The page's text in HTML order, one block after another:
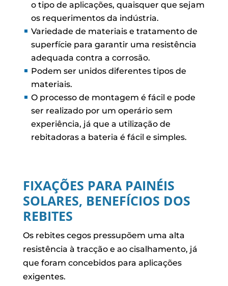
o tipo de aplicações, quaisquer que sejam
os requerimentos da indústria.
Variedade de materiais e tratamento de
superfície para garantir uma resistência
adequada contra a corrosão.
Podem ser unidos diferentes tipos de
materiais.
O processo de montagem é fácil e pode
ser realizado por um operário sem
experiência, já que a utilização de
rebitadoras a bateria é fácil e simples.
FIXAÇÕES PARA PAINÉIS
SOLARES, BENEFÍCIOS DOS
REBITES
Os rebites cegos pressupõem uma alta
resistência à tracção e ao cisalhamento, já
que foram concebidos para aplicações
exigentes.